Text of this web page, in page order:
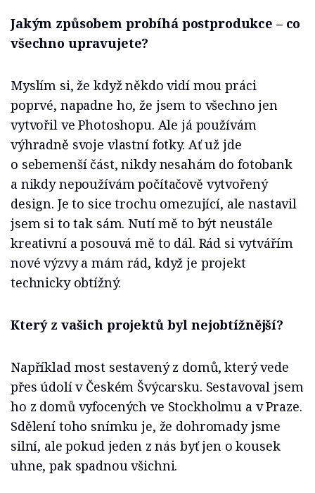
Jakým způsobem probíhá postprodukce – co
všechno upravujete?
Myslím si, že když někdo vidí mou práci
poprvé, napadne ho, že jsem to všechno jen
vytvořil ve Photoshopu. Ale já používám
výhradně svoje vlastní fotky. Ať už jde
o sebemenší část, nikdy nesahám do fotobank
a nikdy nepoužívám počítačově vytvořený
design. Je to sice trochu omezující, ale nastavil
jsem si to tak sám. Nutí mě to být neustále
kreativní a posouvá mě to dál. Rád si vytvářím
nové výzvy a mám rád, když je projekt
technicky obtížný.
Který z vašich projektů byl nejobtížnější?
Například most sestavený z domů, který vede
přes údolí v Českém Švýcarsku. Sestavoval jsem
ho z domů vyfocených ve Stockholmu a v Praze.
Sdělení toho snímku je, že dohromady jsme
silní, ale pokud jeden z nás byť jen o kousek
uhne, pak spadnou všichni.